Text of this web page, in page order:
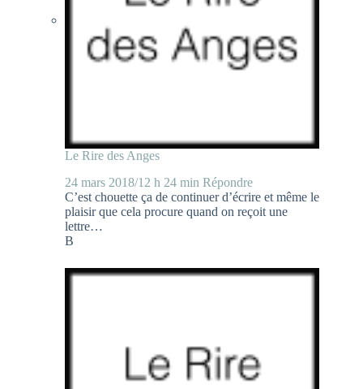
Le Rire des Anges
24 mars 2018/12 h 24 min Répondre
C’est chouette ça de continuer d’écrire et même le
plaisir que cela procure quand on reçoit une
lettre…
B